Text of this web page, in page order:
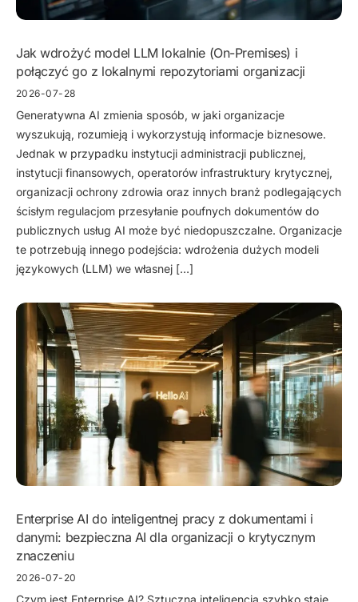
Jak wdrożyć model LLM lokalnie (On-Premises) i
połączyć go z lokalnymi repozytoriami organizacji
2026-07-28
Generatywna AI zmienia sposób, w jaki organizacje
wyszukują, rozumieją i wykorzystują informacje biznesowe.
Jednak w przypadku instytucji administracji publicznej,
instytucji finansowych, operatorów infrastruktury krytycznej,
organizacji ochrony zdrowia oraz innych branż podlegających
ścisłym regulacjom przesyłanie poufnych dokumentów do
publicznych usług AI może być niedopuszczalne. Organizacje
te potrzebują innego podejścia: wdrożenia dużych modeli
językowych (LLM) we własnej […]
Enterprise AI do inteligentnej pracy z dokumentami i
danymi: bezpieczna AI dla organizacji o krytycznym
znaczeniu
2026-07-20
Czym jest Enterprise AI? Sztuczna inteligencja szybko staje